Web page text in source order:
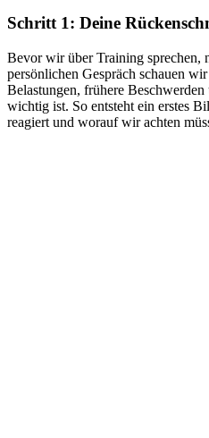
Schritt 1: Deine
Bevor wir über Training sprechen,
persönlichen Gespräch schauen
Belastungen, frühere
wichtig ist. So entsteht ein erstes
reagiert und worauf wir achten